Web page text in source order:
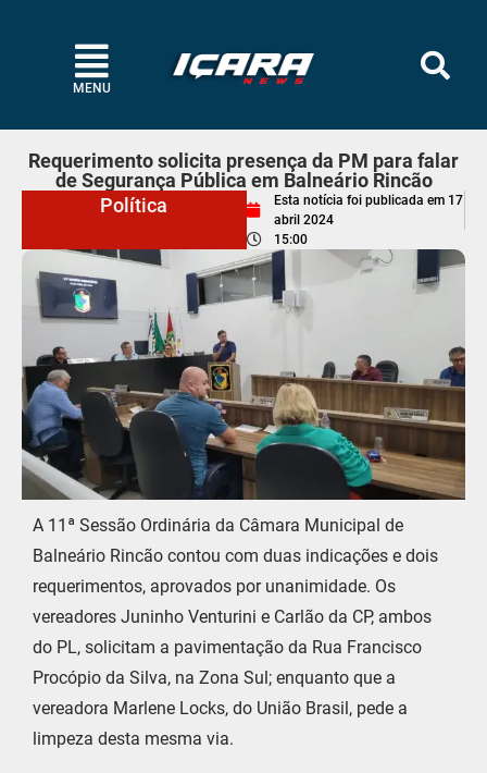
MENU
Requerimento solicita presença da PM para falar
de Segurança Pública em Balneário Rincão
Política
Esta notícia foi publicada em 17
abril 2024
15:00
A 11ª Sessão Ordinária da Câmara Municipal de
Balneário Rincão contou com duas indicações e dois
requerimentos, aprovados por unanimidade. Os
vereadores Juninho Venturini e Carlão da CP, ambos
do PL, solicitam a pavimentação da Rua Francisco
Procópio da Silva, na Zona Sul; enquanto que a
vereadora Marlene Locks, do União Brasil, pede a
limpeza desta mesma via.